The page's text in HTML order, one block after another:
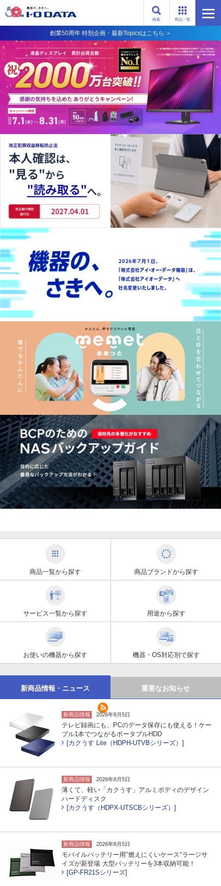
商品一覧
検索
創業50周年 特別企画・最新Topicsはこちら ＞
商品一覧から探す 商品ブランドから探す
サービス一覧から探す 用途から探す
お使いの機器から探す 機器・OS対応別で探す
新商品情報・ニュース
新商品情報 2026年8月5日
テレビ録画にも、PCのデータ保存にも使える！ケー
ブル1本でつながるポータブルHDD
[カクうす Lite（HDPH-UTVBシリーズ）]
新商品情報 2026年8月5日
薄くて、軽い「カクうす」アルミボディのデザイン
ハードディスク
[カクうす（HDPX-UTSCBシリーズ）]
新商品情報 2026年8月5日
モバイルバッテリー用"燃えにくいケース"ラージサ
イズが新登場 大型バッテリーを3本収納可能！
[GP-FR21Sシリーズ]
重要なお知らせ